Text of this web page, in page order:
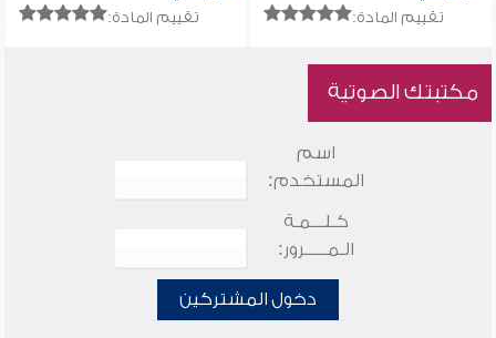
تقييم المادة: تقييم المادة:
مكتبتك الصوتية
اسم
المستخدم:
كـلـــمـة
الـمـــــرور:
دخول المشتركين